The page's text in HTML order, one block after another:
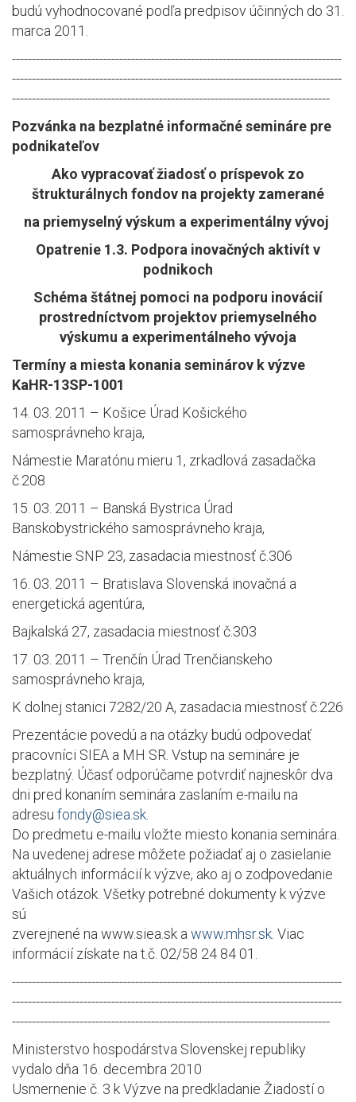
budú vyhodnocované podľa predpisov účinných do 31.
marca 2011.
-----------------------------------------------------------------------------------
-----------------------------------------------------------------------------------
--------------------------------------------------------------------------------
Pozvánka na bezplatné informačné semináre pre
podnikateľov
Ako vypracovať žiadosť o príspevok zo
štrukturálnych fondov na projekty zamerané
na priemyselný výskum a experimentálny vývoj
Opatrenie 1.3. Podpora inovačných aktivít v
podnikoch
Schéma štátnej pomoci na podporu inovácií
prostredníctvom projektov priemyselného
výskumu a experimentálneho vývoja
Termíny a miesta konania seminárov k výzve
KaHR-13SP-1001
14. 03. 2011 – Košice Úrad Košického
samosprávneho kraja,
Námestie Maratónu mieru 1, zrkadlová zasadačka
č.208
15. 03. 2011 – Banská Bystrica Úrad
Banskobystrického samosprávneho kraja,
Námestie SNP 23, zasadacia miestnosť č.306
16. 03. 2011 – Bratislava Slovenská inovačná a
energetická agentúra,
Bajkalská 27, zasadacia miestnosť č.303
17. 03. 2011 – Trenčín Úrad Trenčianskeho
samosprávneho kraja,
K dolnej stanici 7282/20 A, zasadacia miestnosť č.226
Prezentácie povedú a na otázky budú odpovedať
pracovníci SIEA a MH SR. Vstup na semináre je
bezplatný. Účasť odporúčame potvrdiť najneskôr dva
dni pred konaním seminára zaslaním e-mailu na
adresu fondy@siea.sk
Do predmetu e-mailu vložte miesto konania seminára.
Na uvedenej adrese môžete požiadať aj o zasielanie
aktuálnych informácií k výzve, ako aj o zodpovedanie
Vašich otázok. Všetky potrebné dokumenty k výzve
sú
zverejnené na www.siea.sk a www.mhsr.sk . Viac
informácií získate na t.č. 02/58 24 84 01.
-----------------------------------------------------------------------------------
-----------------------------------------------------------------------------------
--------------------------------------------------------------------------------
Ministerstvo hospodárstva Slovenskej republiky
vydalo dňa 16. decembra 2010
Usmernenie č. 3 k Výzve na predkladanie Žiadostí o